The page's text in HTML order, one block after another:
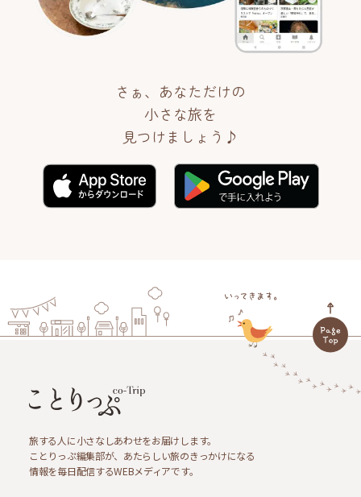
さぁ、あなただけの
小さな旅を
見つけましょう♪
旅する人に小さなしあわせをお届けします。
ことりっぷ編集部が、あたらしい旅のきっかけになる
情報を毎日配信するWEBメディアです。